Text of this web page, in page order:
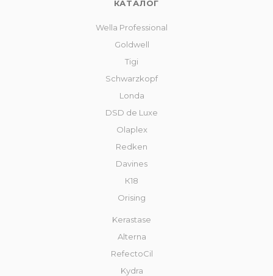
КАТАЛОГ
Wella Professional
Goldwell
Tigi
Schwarzkopf
Londa
DSD de Luxe
Olaplex
Redken
Davines
К18
Orising
Kerastase
Alterna
RefectoCil
Kydra